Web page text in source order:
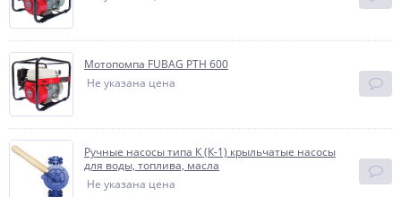
Мотопомпа FUBAG PТН 600
Не указана цена
Ручные насосы типа К (К-1) крыльчатые насосы
для воды, топлива, масла
Не указана цена